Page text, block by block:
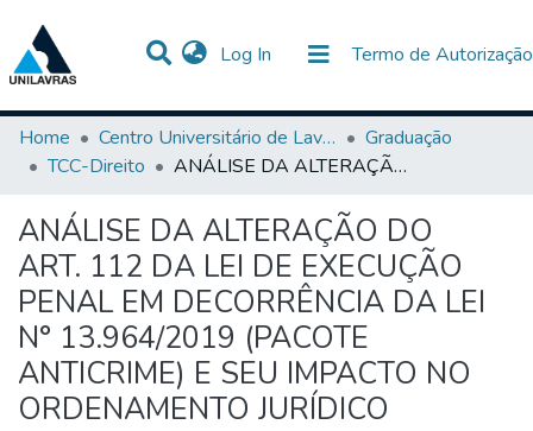
Log In (current) Termo de Autorização
Communities & Collections
Statistics
All of DSpace
Home
Centro Universitário de Lavras-UNILAVRAS
Graduação
TCC-Direito
ANÁLISE DA ALTERAÇÃO DO ART. 112 DA LEI DE EXECUÇÃO PENAL EM DECORRÊNCIA DA LEI N° 13.964/2019 (PACOTE ANTICRIME) E SEU IMPACTO NO ORDENAMENTO JURÍDICO
ANÁLISE DA ALTERAÇÃO DO
ART. 112 DA LEI DE EXECUÇÃO
PENAL EM DECORRÊNCIA DA LEI
N° 13.964/2019 (PACOTE
ANTICRIME) E SEU IMPACTO NO
ORDENAMENTO JURÍDICO